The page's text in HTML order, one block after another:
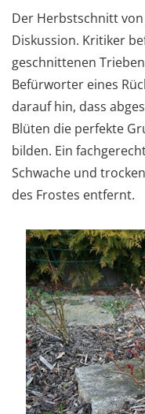
Der Herbstschnitt
Diskussion. Kritiker
geschnittenen
Befürworter eines
darauf hin, dass
Blüten die perfekte
bilden. Ein
Schwache und
des Frostes entfernt.